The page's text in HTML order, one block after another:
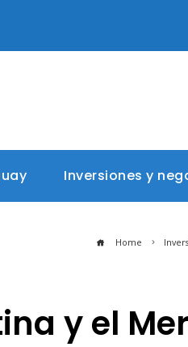
Inversiones y
Home
y el